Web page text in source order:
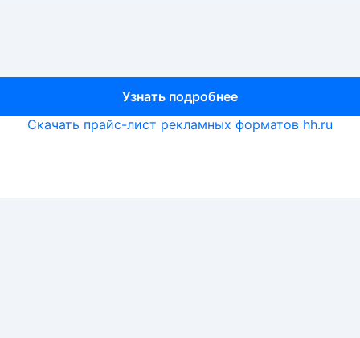
Узнать подробнее
Узнать подробнее
Скачать прайс-лист рекламных форматов hh.ru